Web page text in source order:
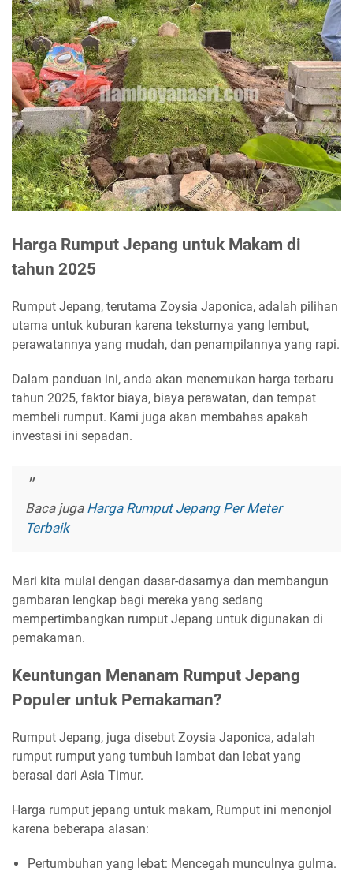
Harga Rumput Jepang untuk Makam di
tahun 2025
Rumput Jepang, terutama Zoysia Japonica, adalah pilihan
utama untuk kuburan karena teksturnya yang lembut,
perawatannya yang mudah, dan penampilannya yang rapi.
Dalam panduan ini, anda akan menemukan harga terbaru
tahun 2025, faktor biaya, biaya perawatan, dan tempat
membeli rumput. Kami juga akan membahas apakah
investasi ini sepadan.
Baca juga Harga Rumput Jepang Per Meter
Terbaik
Mari kita mulai dengan dasar-dasarnya dan membangun
gambaran lengkap bagi mereka yang sedang
mempertimbangkan rumput Jepang untuk digunakan di
pemakaman.
Keuntungan Menanam Rumput Jepang
Populer untuk Pemakaman?
Rumput Jepang, juga disebut Zoysia Japonica, adalah
rumput rumput yang tumbuh lambat dan lebat yang
berasal dari Asia Timur.
Harga rumput jepang untuk makam, Rumput ini menonjol
karena beberapa alasan:
Pertumbuhan yang lebat: Mencegah munculnya gulma.